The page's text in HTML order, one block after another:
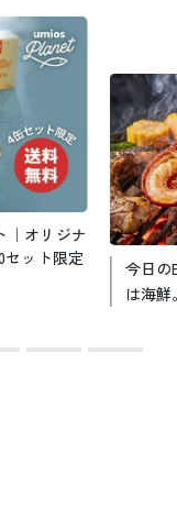
｜オリジナ
ット限定
今日の
は海鮮